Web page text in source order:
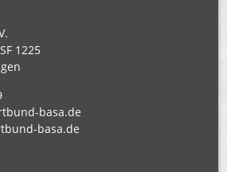
1225
basa.de
basa.de